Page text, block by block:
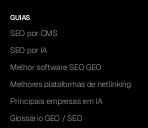
GUIAS
SEO por CMS
SEO por IA
Melhor software SEO GEO
Melhores plataformas de netlinking
Principais empresas em IA
Glossário GEO / SEO